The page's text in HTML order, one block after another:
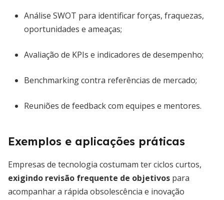
Análise SWOT para identificar forças, fraquezas,
oportunidades e ameaças;
Avaliação de KPIs e indicadores de desempenho;
Benchmarking contra referências de mercado;
Reuniões de feedback com equipes e mentores.
Exemplos e aplicações práticas
Empresas de tecnologia costumam ter ciclos curtos,
exigindo revisão frequente de objetivos para
acompanhar a rápida obsolescência e inovação